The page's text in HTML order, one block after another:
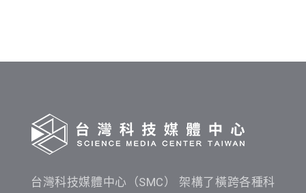
台灣科技媒體中心（SMC） 架構了橫跨各種科